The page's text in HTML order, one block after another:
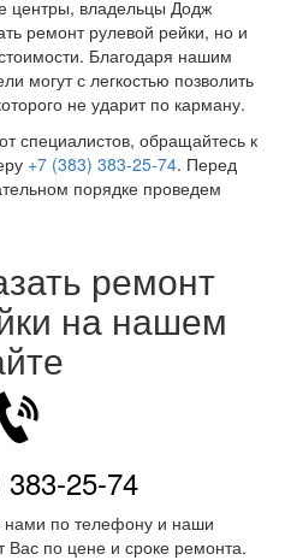
центры, владельцы Додж
ремонт рулевой рейки, но и
Благодаря нашим
могут с легкостью позволить
не ударит по карману.
специалистов, обращайтесь к
+7 (383) 383-25-74. Перед
порядке проведем
ремонт
на нашем
25-74
нами по телефону и наши
Вас по цене и сроке ремонта.